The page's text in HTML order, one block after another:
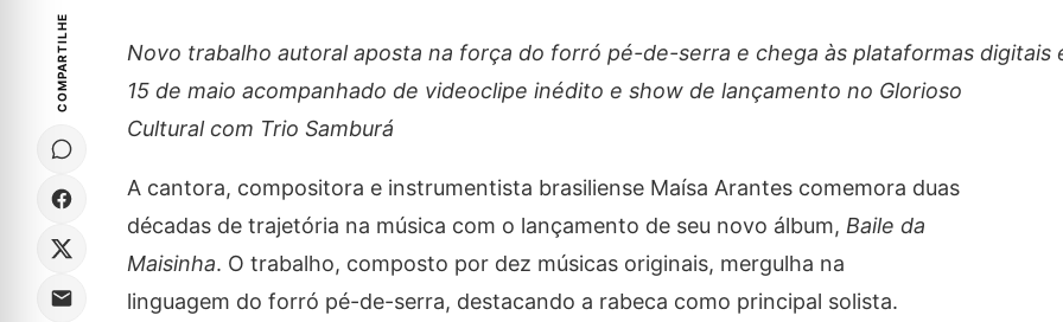
COMPARTILHE
Novo trabalho autoral aposta na força do forró pé-de-serra e chega às plataformas digitais
15 de maio acompanhado de videoclipe inédito e show de lançamento no Glorioso
Cultural com Trio Samburá
A cantora, compositora e instrumentista brasiliense Maísa Arantes comemora duas
décadas de trajetória na música com o lançamento de seu novo álbum, Baile da
Maisinha. O trabalho, composto por dez músicas originais, mergulha na
linguagem do forró pé-de-serra, destacando a rabeca como principal solista.